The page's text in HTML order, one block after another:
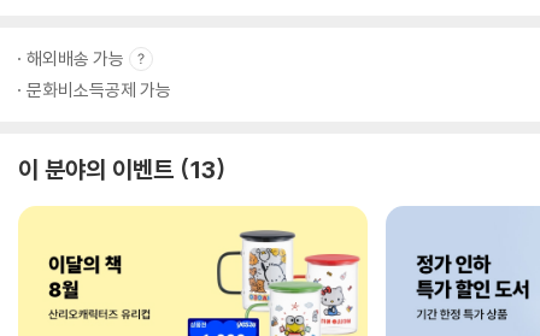
해외배송 가능
문화비소득공제 가능
이 분야의 이벤트 13